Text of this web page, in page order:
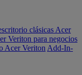
clásicas Acer
Veriton para negocios
Acer Veriton Add-In-